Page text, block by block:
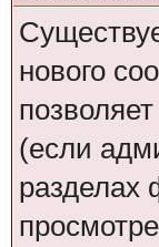
нового
(если
разделах